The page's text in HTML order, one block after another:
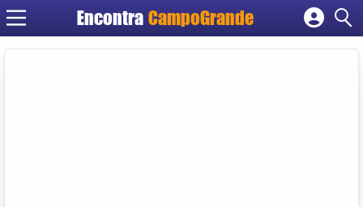
Encontra CampoGrande
Cadastrar empresa